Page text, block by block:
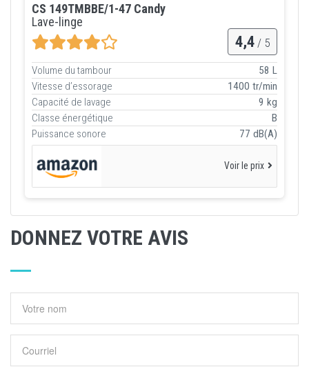
CS 149TMBBE/1-47 Candy
Lave-linge
4,4 / 5
Volume du tambour
58 L
Vitesse d’essorage
1400 tr/min
Capacité de lavage
9 kg
Classe énergétique
B
Puissance sonore
77 dB(A)
Voir le prix
DONNEZ VOTRE AVIS